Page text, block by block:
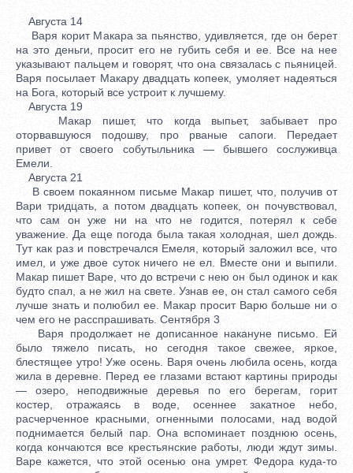
Августа 14
Варя корит Макара за пьянство, удивляется, где он берет
на это деньги, просит его не губить себя и ее. Все на нее
указывают пальцем и говорят, что она связалась с пьяницей.
Варя посылает Макару двадцать копеек, умоляет надеяться
на Бога, который все устроит к лучшему.
Августа 19
Макар пишет, что когда выпьет, забывает про
оторвавшуюся подошву, про рваные сапоги. Передает
привет от своего собутыльника — бывшего сослуживца
Емели.
Августа 21
В своем покаянном письме Макар пишет, что, получив от
Вари тридцать, а потом двадцать копеек, он почувствовал,
что сам он уже ни на что не годится, потерял к себе
уважение. Да еще погода была такая холодная, шел дождь.
Тут как раз и повстречался Емеля, который заложил все, что
имел, и уже двое суток ничего не ел. Вместе они и выпили.
Макар пишет Варе, что до встречи с нею он был одинок и как
будто спал, а не жил на свете. Узнав ее, он стал самого себя
лучше знать и полюбил ее. Макар просит Варю больше ни о
чем его не расспрашивать. Сентября 3
Варя продолжает не дописанное накануне письмо. Ей
было тяжело писать, но сегодня такое свежее, яркое,
блестящее утро! Уже осень. Варя очень любила осень, когда
жила в деревне. Перед ее глазами встают картины природы
— озеро, неподвижные деревья по его берегам, горит
костер, отражаясь в воде, осеннее закатное небо,
расчерченное красными, огненными полосами, над водой
поднимается белый пар. Она вспоминает позднюю осень,
когда кончаются все крестьянские работы, люди ждут зимы.
Варе кажется, что этой осенью она умрет. Федора куда-то